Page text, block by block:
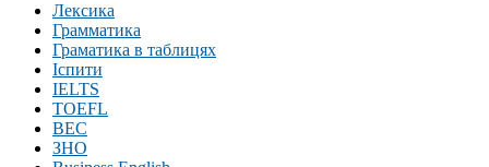
Лексика
Грамматика
Граматика в таблицях
Іспити
IELTS
TOEFL
BEC
ЗНО